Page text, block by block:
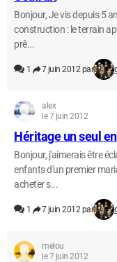
Bonjour, Je vis depuis 5
construction : le terrain
prê...
1 7 juin 2012 par
alex
le 7 juin 2012
Héritage un seul
Bonjour, j'aimerais être
enfants d'un premier
acheter s...
1 7 juin 2012 par
melou
le 7 juin 2012